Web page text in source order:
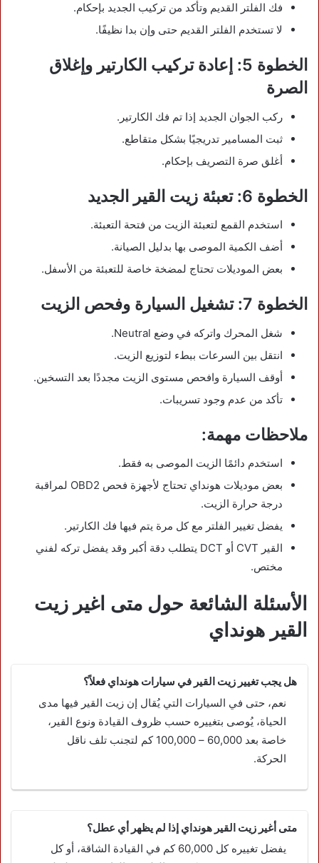
فك الفلتر القديم وتأكد من تركيب الجديد بإحكام.
لا تستخدم الفلتر القديم حتى وإن بدا نظيفًا.
الخطوة 5: إعادة تركيب الكارتير وإغلاق
الصرة
ركب الجوان الجديد إذا تم فك الكارتير.
ثبت المسامير تدريجيًا بشكل متقاطع.
أغلق صرة التصريف بإحكام.
الخطوة 6: تعبئة زيت القير الجديد
استخدم القمع لتعبئة الزيت من فتحة التعبئة.
أضف الكمية الموصى بها بدليل الصيانة.
بعض الموديلات تحتاج لمضخة خاصة للتعبئة من الأسفل.
الخطوة 7: تشغيل السيارة وفحص الزيت
شغل المحرك واتركه في وضع Neutral.
انتقل بين السرعات ببطء لتوزيع الزيت.
أوقف السيارة وافحص مستوى الزيت مجددًا بعد التسخين.
تأكد من عدم وجود تسريبات.
ملاحظات مهمة:
استخدم دائمًا الزيت الموصى به فقط.
بعض موديلات هونداي تحتاج لأجهزة فحص OBD2 لمراقبة
درجة حرارة الزيت.
يفضل تغيير الفلتر مع كل مرة يتم فيها فك الكارتير.
القير CVT أو DCT يتطلب دقة أكبر وقد يفضل تركه لفني
مختص.
الأسئلة الشائعة حول متى اغير زيت
القير هونداي
هل يجب تغيير زيت القير في سيارات هونداي فعلاً؟
نعم، حتى في السيارات التي يُقال إن زيت القير فيها مدى
الحياة، يُوصى بتغييره حسب ظروف القيادة ونوع القير،
خاصة بعد 60,000 – 100,000 كم لتجنب تلف ناقل
الحركة.
متى أغير زيت القير هونداي إذا لم يظهر أي عطل؟
يفضل تغييره كل 60,000 كم في القيادة الشاقة، أو كل